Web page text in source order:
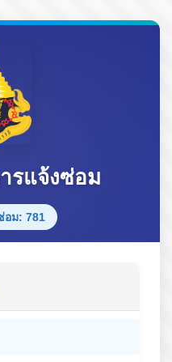
รแจ้งซ่อม
อม: 781